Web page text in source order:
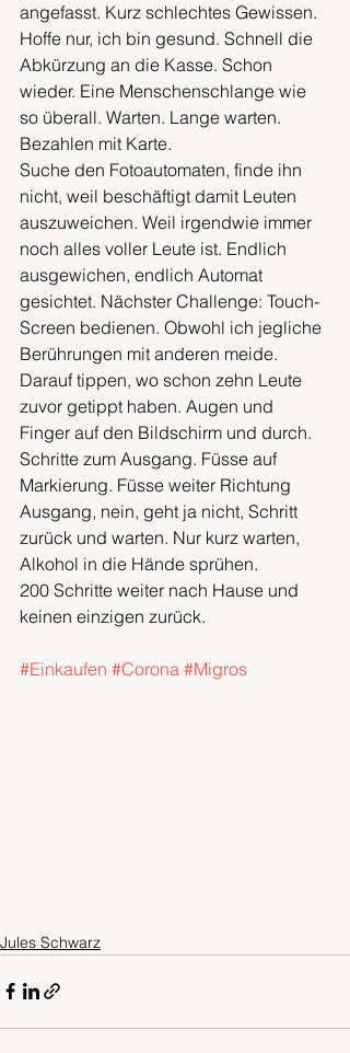
angefasst. Kurz schlechtes Gewissen.
Hoffe nur, ich bin gesund. Schnell die
Abkürzung an die Kasse. Schon
wieder. Eine Menschenschlange wie
so überall. Warten. Lange warten.
Bezahlen mit Karte.
Suche den Fotoautomaten, finde ihn
nicht, weil beschäftigt damit Leuten
auszuweichen. Weil irgendwie immer
noch alles voller Leute ist. Endlich
ausgewichen, endlich Automat
gesichtet. Nächster Challenge: Touch-
Screen bedienen. Obwohl ich jegliche
Berührungen mit anderen meide.
Darauf tippen, wo schon zehn Leute
zuvor getippt haben. Augen und
Finger auf den Bildschirm und durch.
Schritte zum Ausgang. Füsse auf
Markierung. Füsse weiter Richtung
Ausgang, nein, geht ja nicht, Schritt
zurück und warten. Nur kurz warten,
Alkohol in die Hände sprühen.
200 Schritte weiter nach Hause und
keinen einzigen zurück.
#Einkaufen #Corona #Migros
Jules Schwarz